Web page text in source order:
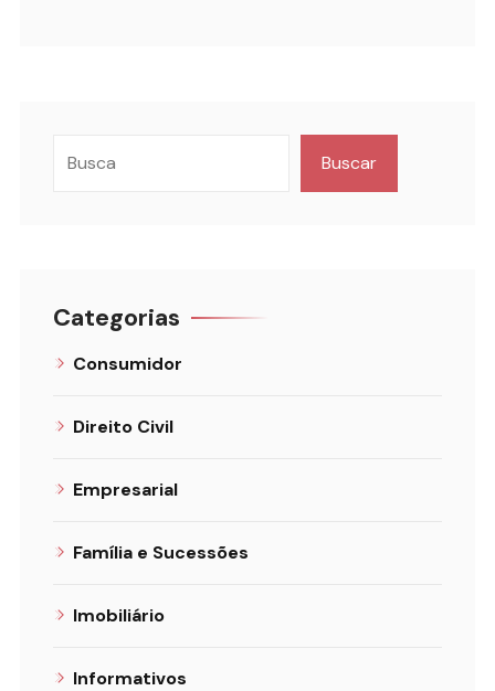
Buscar
Categorias
Consumidor
Direito Civil
Empresarial
Família e Sucessões
Imobiliário
Informativos